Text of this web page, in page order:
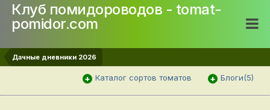
Клуб помидороводов - tomat-
pomidor.com
Дачные дневники 2026
Каталог сортов томатов Блоги(5)